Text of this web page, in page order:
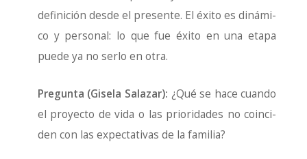
defi­ni­ción des­de el pre­sen­te. El éxi­to es diná­mi­
co y per­so­nal: lo que fue éxi­to en una eta­pa
pue­de ya no ser­lo en otra.
Pre­gun­ta (Gise­la Sala­zar): ¿Qué se hace cuan­do
el pro­yec­to de vida o las prio­ri­da­des no coin­ci­
den con las expec­ta­ti­vas de la fami­lia?